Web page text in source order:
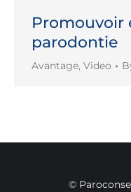
Promouvoir
parodontie
Avantage, Video
©